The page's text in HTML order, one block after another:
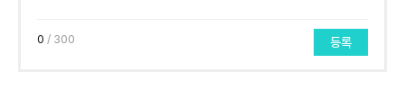
0 / 300 등록